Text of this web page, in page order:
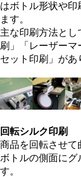
はボトル形状や印
ます。
主な印刷方法とし
刷 」「 レーザーマ
セット印刷 」があ
回転シルク印刷
商品を回転させて
ボトルの側面にグ
す。